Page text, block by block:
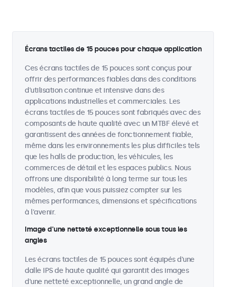
Écrans tactiles de 15 pouces pour chaque application
Ces écrans tactiles de 15 pouces sont conçus pour
offrir des performances fiables dans des conditions
d'utilisation continue et intensive dans des
applications industrielles et commerciales. Les
écrans tactiles de 15 pouces sont fabriqués avec des
composants de haute qualité avec un MTBF élevé et
garantissent des années de fonctionnement fiable,
même dans les environnements les plus difficiles tels
que les halls de production, les véhicules, les
commerces de détail et les espaces publics. Nous
offrons une disponibilité à long terme sur tous les
modèles, afin que vous puissiez compter sur les
mêmes performances, dimensions et spécifications
à l'avenir.
Image d'une netteté exceptionnelle sous tous les
angles
Les écrans tactiles de 15 pouces sont équipés d'une
dalle IPS de haute qualité qui garantit des images
d'une netteté exceptionnelle, un grand angle de